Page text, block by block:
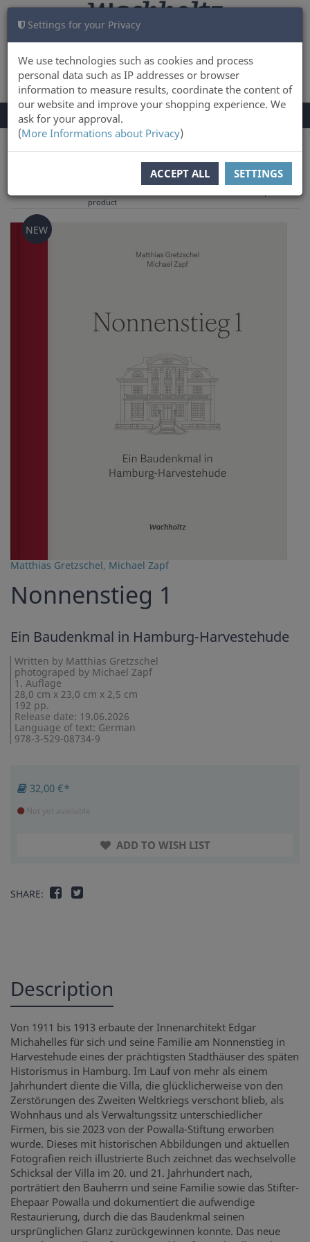
Settings for your Privacy
We use technologies such as cookies and process
personal data such as IP addresses or browser
information to measure results, coordinate the content of
our website and improve your shopping experience. We
ask for your approval.
(More Informations about Privacy)
ACCEPT ALL SETTINGS
LOG IN CART 0
TOGGLE
NAVIGATION
Menu
product
NEW
Matthias Gretzschel, Michael Zapf
Nonnenstieg 1
Ein Baudenkmal in Hamburg-Harvestehude
Written by Matthias Gretzschel
photograped by Michael Zapf
1. Auflage
28,0 cm x 23,0 cm x 2,5 cm
192 pp.
Release date: 19.06.2026
Language of text: German
978-3-529-08734-9
32,00 €*
Not yet available
ADD TO WISH LIST
SHARE:
Description
Von 1911 bis 1913 erbaute der Innenarchitekt Edgar
Michahelles für sich und seine Familie am Nonnenstieg in
Harvestehude eines der prächtigsten Stadthäuser des späten
Historismus in Hamburg. Im Lauf von mehr als einem
Jahrhundert diente die Villa, die glücklicherweise von den
Zerstörungen des Zweiten Weltkriegs verschont blieb, als
Wohnhaus und als Verwaltungssitz unterschiedlicher
Firmen, bis sie 2023 von der Powalla-Stiftung erworben
wurde. Dieses mit historischen Abbildungen und aktuellen
Fotografien reich illustrierte Buch zeichnet das wechselvolle
Schicksal der Villa im 20. und 21. Jahrhundert nach,
porträtiert den Bauherrn und seine Familie sowie das Stifter-
Ehepaar Powalla und dokumentiert die aufwendige
Restaurierung, durch die das Baudenkmal seinen
ursprünglichen Glanz zurückgewinnen konnte. Das neue